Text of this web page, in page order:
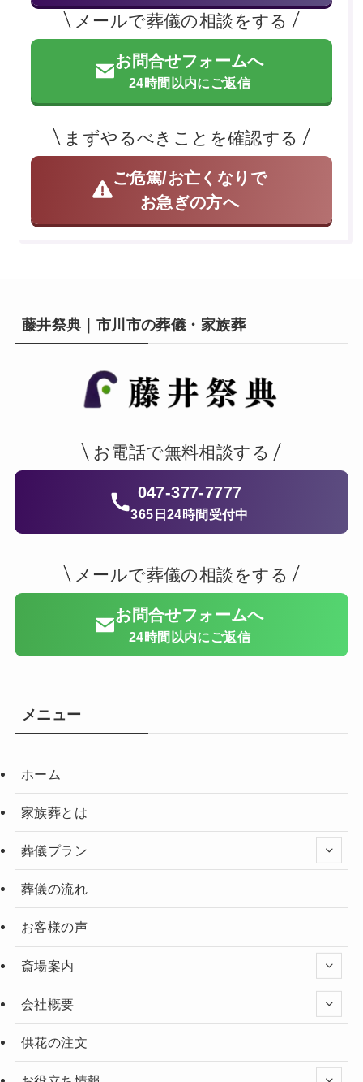
メールで葬儀の相談をする
お問合せフォームへ
24時間以内にご返信
まずやるべきことを確認する
ご危篤/お亡くなりで
お急ぎの方へ
藤井祭典｜市川市の葬儀・家族葬
お電話で無料相談する
047-377-7777
365日24時間受付中
メールで葬儀の相談をする
お問合せフォームへ
24時間以内にご返信
メニュー
ホーム
家族葬とは
葬儀プラン
葬儀の流れ
お客様の声
斎場案内
会社概要
供花の注文